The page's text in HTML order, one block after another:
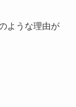
ような理由が